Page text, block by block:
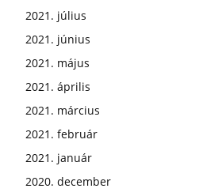
2021. július
2021. június
2021. május
2021. április
2021. március
2021. február
2021. január
2020. december